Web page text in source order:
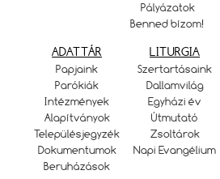
Pályázatok
Benned bízom!
ADATTÁR
Papjaink
Parókiák
Intézmények
Alapítványok
Településjegyzék
Dokumentumok
Beruházások
LITURGIA
Szertartásaink
Dallamvilág
Egyházi év
Útmutató
Zsoltárok
Napi Evangélium